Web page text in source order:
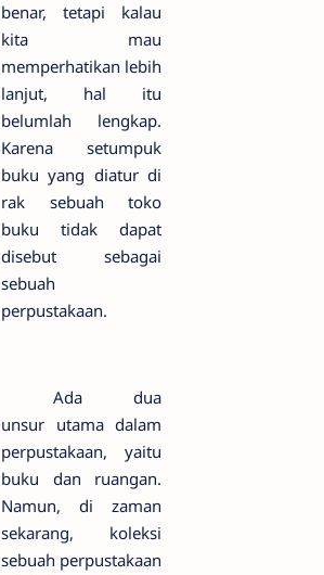
benar, tetapi kalau
kita mau
memperhatikan lebih
lanjut, hal itu
belumlah lengkap.
Karena setumpuk
buku yang diatur di
rak sebuah toko
buku tidak dapat
disebut sebagai
sebuah
perpustakaan.
Ada dua
unsur utama dalam
perpustakaan, yaitu
buku dan ruangan.
Namun, di zaman
sekarang, koleksi
sebuah perpustakaan